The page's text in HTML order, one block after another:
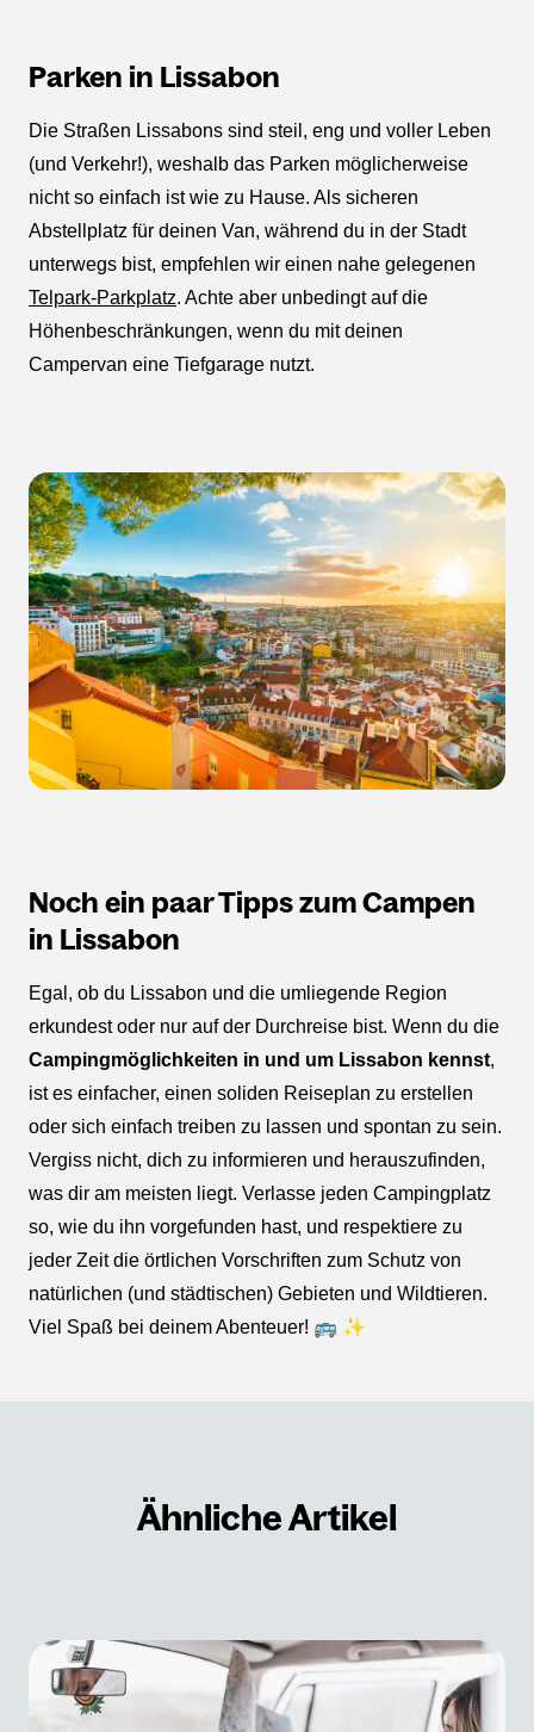
Parken in Lissabon
Die Straßen Lissabons sind steil, eng und voller Leben
(und Verkehr!), weshalb das Parken möglicherweise
nicht so einfach ist wie zu Hause. Als sicheren
Abstellplatz für deinen Van, während du in der Stadt
unterwegs bist, empfehlen wir einen nahe gelegenen
Telpark-Parkplatz. Achte aber unbedingt auf die
Höhenbeschränkungen, wenn du mit deinen
Campervan eine Tiefgarage nutzt.
Noch ein paar Tipps zum Campen
in Lissabon
Egal, ob du Lissabon und die umliegende Region
erkundest oder nur auf der Durchreise bist. Wenn du die
Campingmöglichkeiten in und um Lissabon kennst,
ist es einfacher, einen soliden Reiseplan zu erstellen
oder sich einfach treiben zu lassen und spontan zu sein.
Vergiss nicht, dich zu informieren und herauszufinden,
was dir am meisten liegt. Verlasse jeden Campingplatz
so, wie du ihn vorgefunden hast, und respektiere zu
jeder Zeit die örtlichen Vorschriften zum Schutz von
natürlichen (und städtischen) Gebieten und Wildtieren.
Viel Spaß bei deinem Abenteuer! 🚌 ✨
Ähnliche Artikel